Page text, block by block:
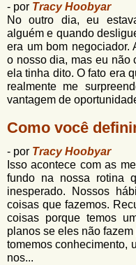
á
r
i
o
d
e
b
u
s
c
a
G
o
l
f
i
n
h
o
- por Tracy Hoobyar
No outro dia, eu
alguém e quando
era um bom negociador.
o nosso dia, mas eu não
ela tinha dito. O fato era
realmente me
vantagem de
Como você
- por Tracy Hoobyar
Isso acontece com as
fundo na nossa rotina
inesperado. Nossos
coisas que fazemos.
coisas porque temos
planos se eles não
tomemos conhecimento,
nos...